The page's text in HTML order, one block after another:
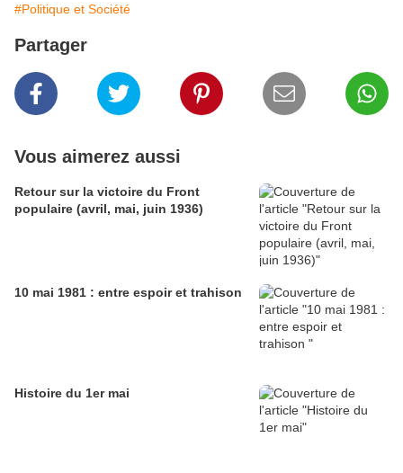
#Politique et Société
Partager
Vous aimerez aussi
Retour sur la victoire du Front
populaire (avril, mai, juin 1936)
10 mai 1981 : entre espoir et trahison
Histoire du 1er mai